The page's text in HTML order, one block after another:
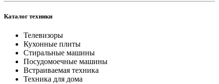
Каталог техники
Телевизоры
Кухонные плиты
Стиральные машины
Посудомоечные машины
Встраиваемая техника
Техника для дома